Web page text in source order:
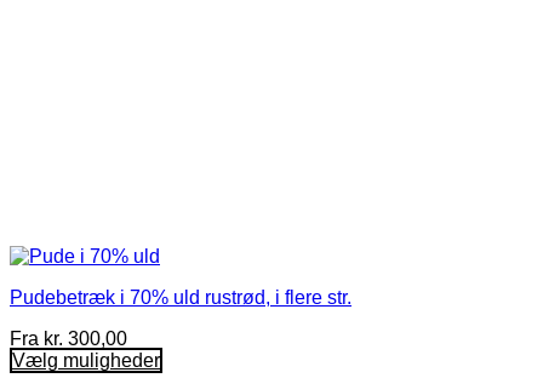
Pudebetræk i 70% uld rustrød, i flere str.
Fra kr. 300,00
Vælg muligheder